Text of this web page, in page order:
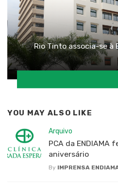
Rio Tinto associa-se à
YOU MAY ALSO LIKE
Arquivo
PCA da ENDIAMA
aniversário
By IMPRENSA